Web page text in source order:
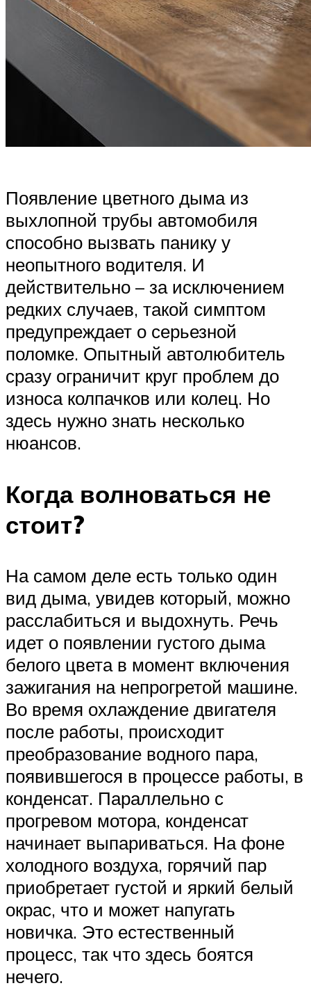
Появление цветного дыма из
выхлопной трубы автомобиля
способно вызвать панику у
неопытного водителя. И
действительно – за исключением
редких случаев, такой симптом
предупреждает о серьезной
поломке. Опытный автолюбитель
сразу ограничит круг проблем до
износа колпачков или колец. Но
здесь нужно знать несколько
нюансов.
Когда волноваться не
стоит?
На самом деле есть только один
вид дыма, увидев который, можно
расслабиться и выдохнуть. Речь
идет о появлении густого дыма
белого цвета в момент включения
зажигания на непрогретой машине.
Во время охлаждение двигателя
после работы, происходит
преобразование водного пара,
появившегося в процессе работы, в
конденсат. Параллельно с
прогревом мотора, конденсат
начинает выпариваться. На фоне
холодного воздуха, горячий пар
приобретает густой и яркий белый
окрас, что и может напугать
новичка. Это естественный
процесс, так что здесь боятся
нечего.